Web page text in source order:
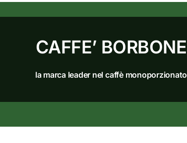
CAFFE’ BORBONE
la marca leader nel caffè monoporzionato